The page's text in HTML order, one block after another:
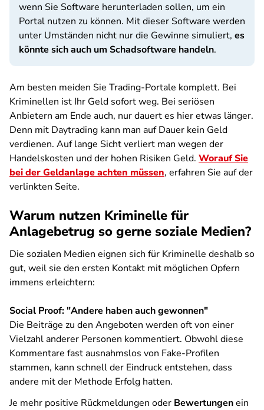
wenn Sie Software herunterladen sollen, um ein
Portal nutzen zu können. Mit dieser Software werden
unter Umständen nicht nur die Gewinne simuliert, es
könnte sich auch um Schadsoftware handeln.
Am besten meiden Sie Trading-Portale komplett. Bei
Kriminellen ist Ihr Geld sofort weg. Bei seriösen
Anbietern am Ende auch, nur dauert es hier etwas länger.
Denn mit Daytrading kann man auf Dauer kein Geld
verdienen. Auf lange Sicht verliert man wegen der
Handelskosten und der hohen Risiken Geld. Worauf Sie
bei der Geldanlage achten müssen, erfahren Sie auf der
verlinkten Seite.
Warum nutzen Kriminelle für
Anlagebetrug so gerne soziale Medien?
Die sozialen Medien eignen sich für Kriminelle deshalb so
gut, weil sie den ersten Kontakt mit möglichen Opfern
immens erleichtern:
Social Proof: "Andere haben auch gewonnen"
Die Beiträge zu den Angeboten werden oft von einer
Vielzahl anderer Personen kommentiert. Obwohl diese
Kommentare fast ausnahmslos von Fake-Profilen
stammen, kann schnell der Eindruck entstehen, dass
andere mit der Methode Erfolg hatten.
Je mehr positive Rückmeldungen oder Bewertungenein